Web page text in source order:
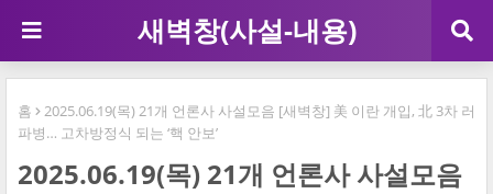
새벽창(사설-내용)
홈
2025.06.19(목) 21개 언론사 사설모음 [새벽창] 美 이란 개입, 北 3차 러
파병… 고차방정식 되는 ‘핵 안보’
2025.06.19(목) 21개 언론사 사설모음